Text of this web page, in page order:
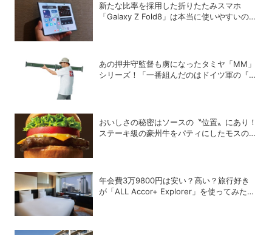
新たな比率を採用した折りたたみスマホ
「Galaxy Z Fold8」は本当に使いやすいの
あの押井守監督も虜になったタミヤ「MM」
シリーズ！「一番組んだのはドイツ軍の『IV
おいしさの秘密はソースの〝位置〟にあり！
ステーキ級の豪州牛をパティにしたモスの
年会費3万9800円は安い？高い？旅行好き
が「ALL Accor+ Explorer」を使ってみたら